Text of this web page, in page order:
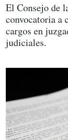
El Consejo de
convocatoria a
cargos en
judiciales.